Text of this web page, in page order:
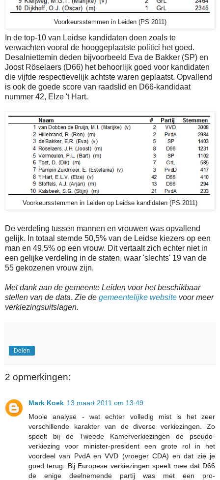
Voorkeursstemmen in Leiden (PS 2011)
In de top-10 van Leidse kandidaten doen zoals te
verwachten vooral de hooggeplaatste politici het goed.
Desalniettemin deden bijvoorbeeld Eva de Bakker (SP) en
Joost Röselaers (D66) het behoorlijk goed voor kandidaten
die vijfde respectievelijk achtste waren geplaatst. Opvallend
is ook de goede score van raadslid en D66-kandidaat
nummer 42, Elze 't Hart.
Voorkeursstemmen in Leiden op Leidse kandidaten (PS 2011)
De verdeling tussen mannen en vrouwen was opvallend
gelijk. In totaal stemde 50,5% van de Leidse kiezers op een
man en 49,5% op een vrouw. Dit vertaalt zich echter niet in
een gelijke verdeling in de staten, waar 'slechts' 19 van de
55 gekozenen vrouw zijn.
Met dank aan de gemeente Leiden voor het beschikbaar
stellen van de data. Zie de gemeentelijke website voor meer
verkiezingsuitslagen.
Delen
2 opmerkingen:
Mark Koek 13 maart 2011 om 13:49
Mooie analyse - wat echter volledig mist is het zeer
verschillende karakter van de diverse verkiezingen. Zo
speelt bij de Tweede Kamerverkiezingen de pseudo-
verkiezing voor minister-president een grote rol in het
voordeel van PvdA en VVD (vroeger CDA) en dat zie je
goed terug. Bij Europese verkiezingen speelt mee dat D66
de enige deelnemende partij was met een pro-